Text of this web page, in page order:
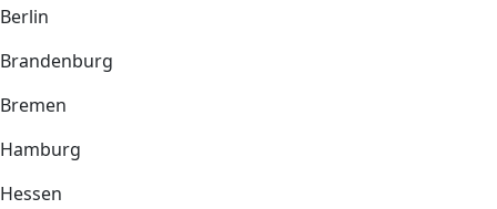
Berlin
Brandenburg
Bremen
Hamburg
Hessen